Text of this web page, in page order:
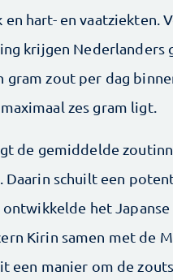
hart- en vaatziekten.
krijgen Nederlanders
gram zout per dag
zes gram ligt.
de gemiddelde
Daarin schuilt een
ontwikkelde het Japanse
Kirin samen met de
een manier om de